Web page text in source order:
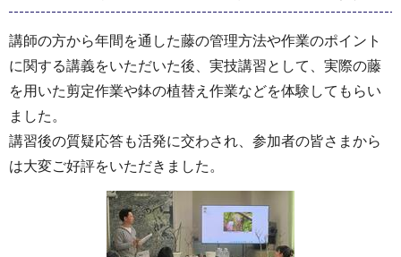
講師の方から年間を通した藤の管理方法や作業のポイント
に関する講義をいただいた後、実技講習として、実際の藤
を用いた剪定作業や鉢の植替え作業などを体験してもらい
ました。
講習後の質疑応答も活発に交わされ、参加者の皆さまから
は大変ご好評をいただきました。